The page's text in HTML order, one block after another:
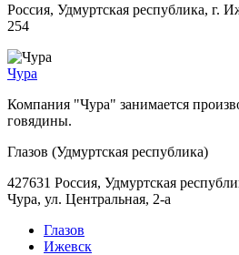
Россия, Удмуртская республика, г.
254
Чура
Компания "Чура" занимается
говядины.
Глазов (Удмуртская республика)
427631 Россия, Удмуртская
Чура, ул. Центральная, 2-а
Глазов
Ижевск